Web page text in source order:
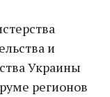
и
Украины
регионов